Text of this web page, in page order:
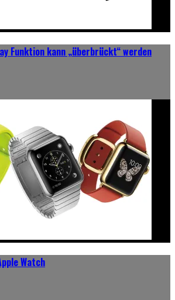
Funktion kann „überbrückt“ werden
Watch